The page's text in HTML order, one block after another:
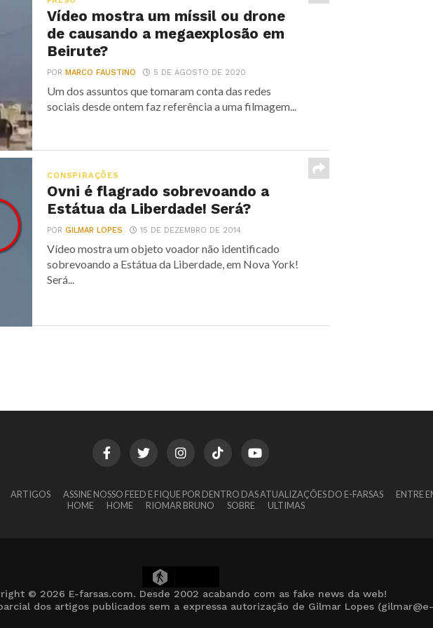
Vídeo mostra um míssil ou drone
de causando a megaexplosão em
Beirute?
PORMARCO FAUSTINO 5 DE AGOSTO DE 2020
Um dos assuntos que tomaram conta das redes
sociais desde ontem faz referência a uma filmagem...
CONSPIRAÇÕES
Ovni é flagrado sobrevoando a
Estátua da Liberdade! Será?
PORGILMAR LOPES 15 DE DEZEMBRO DE 2014
Vídeo mostra um objeto voador não identificado
sobrevoando a Estátua da Liberdade, em Nova York!
Será...
ARTIGOS ASSINE NOSSO FEED E FIQUE POR DENTRO DAS ATUALIZAÇÕES DO E-FARSAS ENTRE
HOME
HOME RIOMAR BRUNO SOBRE ULTIMAS
© 2026 E-farsas.com. Desde 2002 acabando com as fake news da web!
dos artigos publicados sem a expressa autorização de Gilmar Lopes